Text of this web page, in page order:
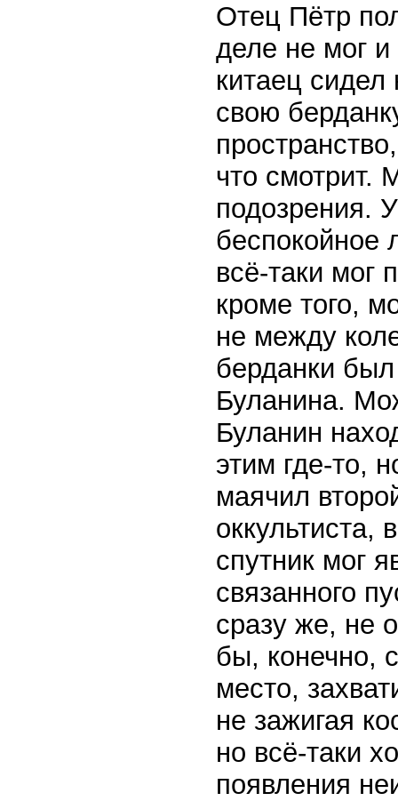
Отец Пётр
деле не мог
китаец
свою
что смотрит.
подозрения.
беспокойное
всё-таки мог
кроме того,
не между
берданки
Буланина.
Буланин
этим где-то,
маячил
оккультиста,
спутник мог
связанного
сразу же, не
бы, конечно,
место,
не зажигая
но всё-таки
появления